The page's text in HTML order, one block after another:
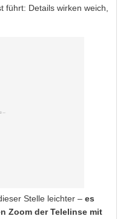
führt: Details wirken weich,
Stelle leichter – es
Zoom der Telelinse mit